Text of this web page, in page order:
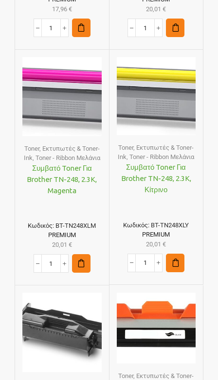
17,96 €
20,01€
Toner, Εκτυπωτές & Toner-
Ink Toner - Ribbon Μελάνια
Συμβατό Toner Για
Brother TN-248, 2.3K,
Magenta
Κωδικός: BT-TN248XLM
PREMIUM
20,01 €
Toner, Εκτυπωτές & Toner-
Ink,Toner - Ribbon Μελάνια
Συμβατό Toner Για
Brother TN-248, 2.3K,
Κίτρινο
Κωδικός: BT-TN248XLY
PREMIUM
20,01€
Toner, Εκτυπωτές & Toner-